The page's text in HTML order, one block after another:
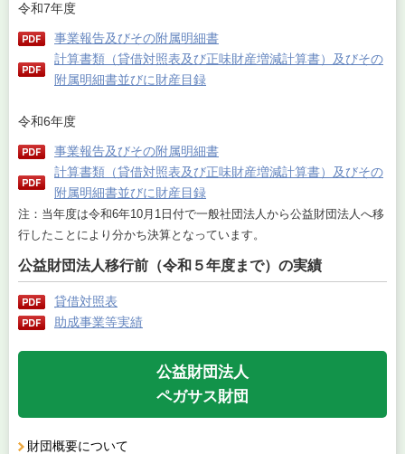
令和7年度
事業報告及びその附属明細書
計算書類（貸借対照表及び正味財産増減計算書）及びその
附属明細書並びに財産目録
令和6年度
事業報告及びその附属明細書
計算書類（貸借対照表及び正味財産増減計算書）及びその
附属明細書並びに財産目録
注：当年度は令和6年10月1日付で一般社団法人から公益財団法人へ移
行したことにより分かち決算となっています。
公益財団法人移行前（令和５年度まで）の実績
貸借対照表
助成事業等実績
公益財団法人
ペガサス財団
財団概要について